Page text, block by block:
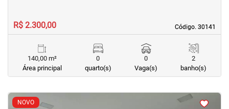
Código. 30141
Código. 30141
R$ 2.300,00
140,00 m²
Área principal
0
quarto(s)
0
Vaga(s)
2
banho(s)
NOVO
<<<